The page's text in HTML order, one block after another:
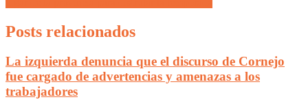
Posts relacionados
La izquierda denuncia que el discurso de Cornejo
fue cargado de advertencias y amenazas a los
trabajadores